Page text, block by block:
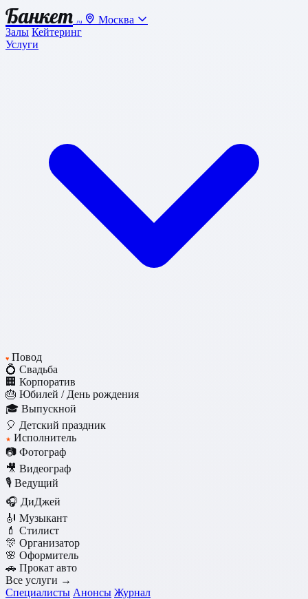
Банкет .ru
Москва
Залы Кейтеринг
Услуги
♥ Повод
💍 Свадьба
🏢 Корпоратив
🎂 Юбилей / День рождения
🎓 Выпускной
🎈 Детский праздник
★ Исполнитель
📷 Фотограф
🎥 Видеограф
🎙️ Ведущий
🎧 ДиДжей
🎻 Музыкант
💄 Стилист
🎊 Организатор
🌸 Оформитель
🚗 Прокат авто
Все услуги →
Специалисты Анонсы Журнал